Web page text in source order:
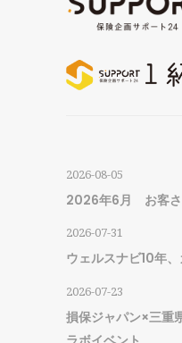
2026-08-05
2026年6月 お客さ
2026-07-31
ウェルスナビ10年
2026-07-23
損保ジャパン×三